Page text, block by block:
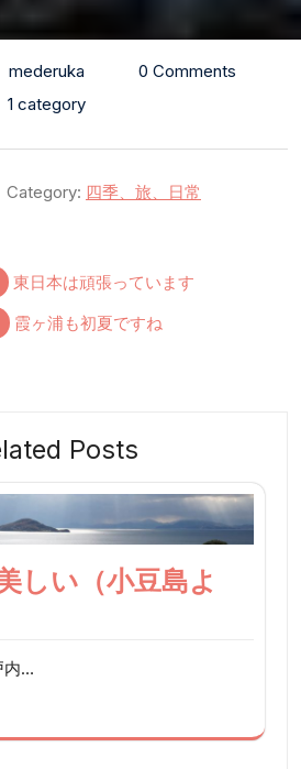
mederuka
0 Comments
1 category
Category: 四季、旅、日常
東日本は頑張っています
霞ヶ浦も初夏ですね
Posts
しい（小豆島よ
内…